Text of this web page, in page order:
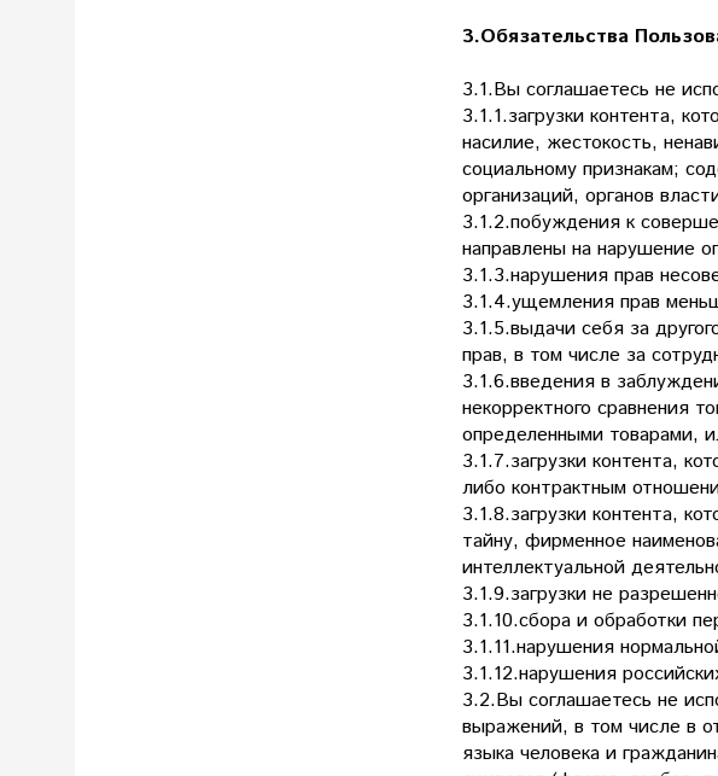
3.Обязательства
3.1.Вы соглашаетесь не
3.1.1.загрузки контента,
насилие, жестокость,
социальному признакам;
организаций, органов
3.1.2.побуждения к
направлены на нарушение
3.1.3.нарушения прав
3.1.4.ущемления прав
3.1.5.выдачи себя за
прав, в том числе за
3.1.6.введения в
некорректного сравнения
определенными товарами,
3.1.7.загрузки контента,
либо контрактным
3.1.8.загрузки контента,
тайну, фирменное
интеллектуальной
3.1.9.загрузки не
3.1.10.сбора и обработки
3.1.11.нарушения
3.1.12.нарушения
3.2.Вы соглашаетесь не
выражений, в том числе в
языка человека и